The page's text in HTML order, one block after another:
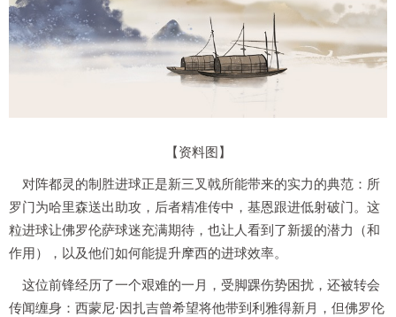
【资料图】
对阵都灵的制胜进球正是新三叉戟所能带来的实力的典范：所
罗门为哈里森送出助攻，后者精准传中，基恩跟进低射破门。这
粒进球让佛罗伦萨球迷充满期待，也让人看到了新援的潜力（和
作用），以及他们如何能提升摩西的进球效率。
这位前锋经历了一个艰难的一月，受脚踝伤势困扰，还被转会
传闻缠身：西蒙尼·因扎吉曾希望将他带到利雅得新月，但佛罗伦